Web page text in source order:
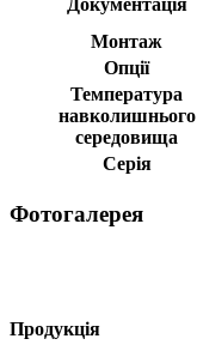
Документація
Монтаж
Опції
Температура
навколишнього
середовища
Серія
Фотогалерея
Продукція